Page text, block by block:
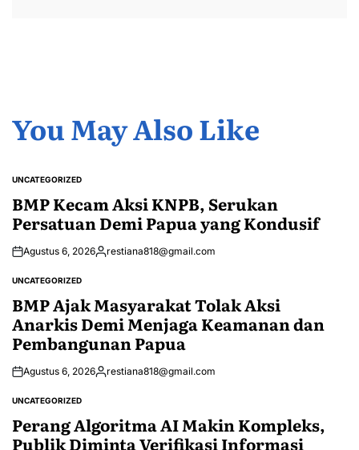
You May Also Like
POSTED
UNCATEGORIZED
BMP Kecam Aksi KNPB, Serukan
Persatuan Demi Papua yang Kondusif
Agustus 6, 2026Posted
restiana818@gmail.com
POSTED
UNCATEGORIZED
BMP Ajak Masyarakat Tolak Aksi
Anarkis Demi Menjaga Keamanan dan
Pembangunan Papua
Agustus 6, 2026Posted
restiana818@gmail.com
POSTED
UNCATEGORIZED
Perang Algoritma AI Makin Kompleks,
Publik Diminta Verifikasi Informasi